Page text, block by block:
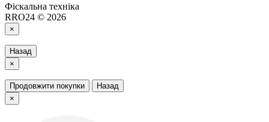
Фіскальна техніка
RRO24 © 2026
×
Назад
×
Продовжити покупки
Назад
×